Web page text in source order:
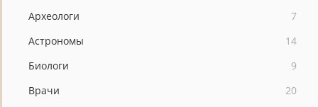
Археологи
7
Астрономы
14
Биологи
9
Врачи
20